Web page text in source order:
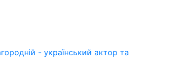
- український актор та